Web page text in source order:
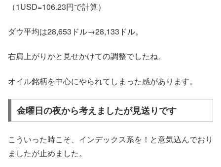
（1USD=106.23円で計算）
ダウ平均は28,653ドル→28,133ドル。
右肩上がりかと見せかけての調整でしたね。
オイル銘柄を中心にやられてしまった感があります。
金曜日の夜から考えましたが見送りです
こういった時こそ、インデックス系を！と意気込んでおり
ましたが止めました。